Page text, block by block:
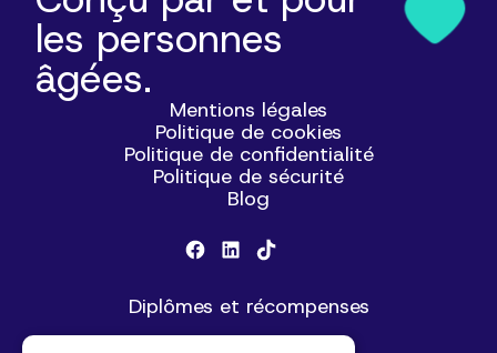
les personnes
âgées.
Mentions légales
Politique de cookies
Politique de confidentialité
Politique de sécurité
Blog
Diplômes et récompenses